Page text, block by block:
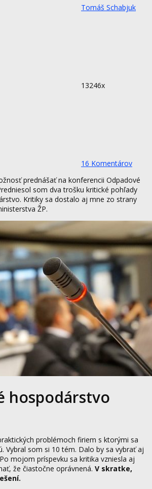
Tomáš Schabjuk
13246x
16 Komentárov
prednášať na konferencii Odpadové
som dva trošku kritické pohľady
Kritiky sa dostalo aj mne zo strany
ŽP.
hospodárstvo
problémoch firiem s ktorými sa
Vybral som si 10 tém. Dalo by sa vybrať aj
mojom príspevku sa kritika vzniesla aj
že čiastočne oprávnená. V skratke,